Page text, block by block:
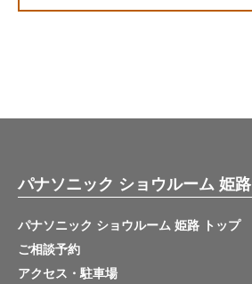
パナソニック ショウルーム 姫路
パナソニック ショウルーム 姫路 トップ
ご相談予約
アクセス・駐車場